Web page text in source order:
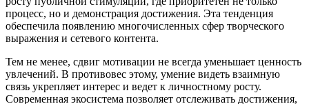
процесс, но и демонстрация достижения. Эта тенденция
обеспечила появлению многочисленных сфер творческого
выражения и сетевого контента.
Тем не менее, сдвиг мотивации не всегда уменьшает ценность
увлечений. В противовес этому, умение видеть взаимную
связь укрепляет интерес и ведет к личностному росту.
Современная экосистема позволяет отслеживать достижения,